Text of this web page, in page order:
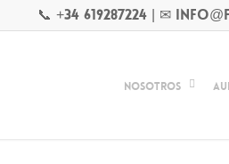
📞 +34 619287224 | ✉
Nosotros